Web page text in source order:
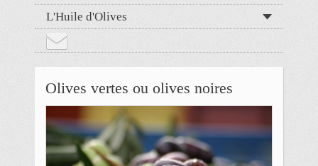
L'Huile d'Olives
Olives vertes ou olives noires